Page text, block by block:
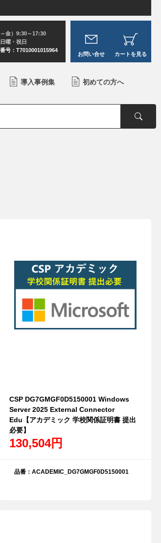
金）9:30～17:30
曜・祝日
号：T7010001015964
お問い合せ カートを見る
導入事例集 初めての方へ
CSP DG7GMGF0D5150001 Windows
Server 2025 External Connector
Edu【アカデミック 学校関係証明書 提出
必要】
130,504円
品番：ACADEMIC_DG7GMGF0D5150001